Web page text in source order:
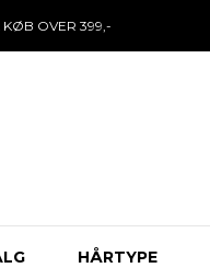
KØB OVER 399,-
HÅRTYPE